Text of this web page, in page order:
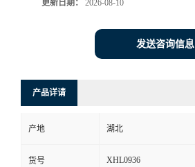
更新日期： 2026-08-10
发送咨询信息
产品详请
产地 湖北
货号 XHL0936